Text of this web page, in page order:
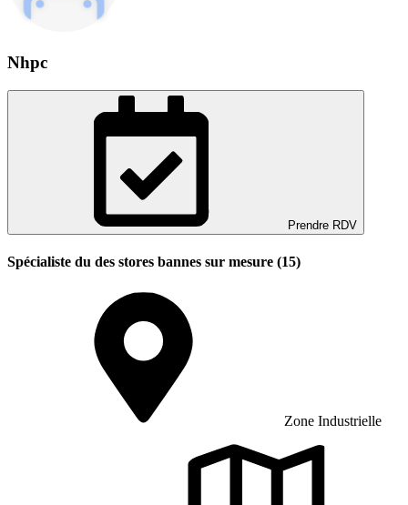
Nhpc
Prendre RDV
Spécialiste du des stores bannes sur mesure (15)
Zone Industrielle